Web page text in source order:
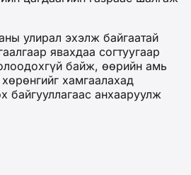
улирал эхэлж байгаатай
явахдаа согтуугаар
байж, өөрийн амь
хамгаалахад
байгууллагаас анхааруулж